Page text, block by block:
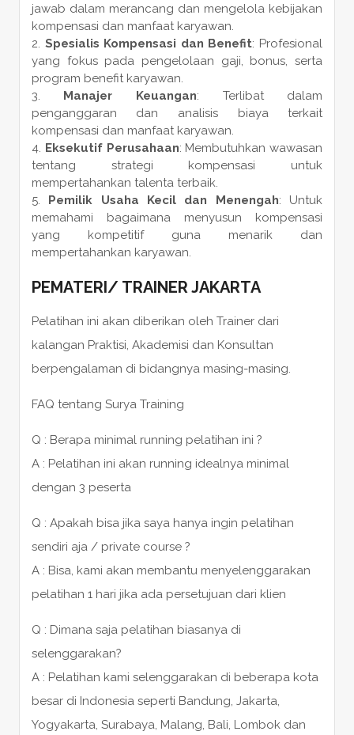
jawab dalam merancang dan mengelola kebijakan
kompensasi dan manfaat karyawan.
Spesialis Kompensasi dan Benefit: Profesional
yang fokus pada pengelolaan gaji, bonus, serta
program benefit karyawan.
Manajer Keuangan: Terlibat dalam
penganggaran dan analisis biaya terkait
kompensasi dan manfaat karyawan.
Eksekutif Perusahaan: Membutuhkan wawasan
tentang strategi kompensasi untuk
mempertahankan talenta terbaik.
Pemilik Usaha Kecil dan Menengah: Untuk
memahami bagaimana menyusun kompensasi
yang kompetitif guna menarik dan
mempertahankan karyawan.
PEMATERI/ TRAINERJAKARTA
Pelatihan ini akan diberikan oleh Trainer dari
kalangan Praktisi, Akademisi dan Konsultan
berpengalaman di bidangnya masing-masing.
FAQ tentang Surya Training
Q : Berapa minimal running pelatihan ini ?
A : Pelatihan ini akan running idealnya minimal
dengan 3 peserta
Q : Apakah bisa jika saya hanya ingin pelatihan
sendiri aja / private course ?
A : Bisa, kami akan membantu menyelenggarakan
pelatihan 1 hari jika ada persetujuan dari klien
Q : Dimana saja pelatihan biasanya di
selenggarakan?
A : Pelatihan kami selenggarakan di beberapa kota
besar di Indonesia seperti Bandung, Jakarta,
Yogyakarta, Surabaya, Malang, Bali, Lombok dan